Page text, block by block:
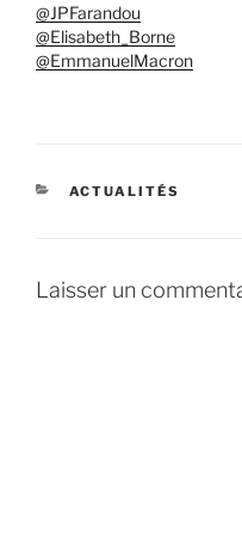
@JPFarandou
@Elisabeth_Borne
@EmmanuelMacron
CATÉGORIES
ACTUALITÉS
Laisser un